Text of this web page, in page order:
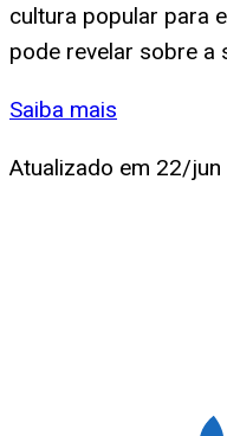
cultura popular para
pode revelar sobre a
Saiba mais
Atualizado em 22/jun